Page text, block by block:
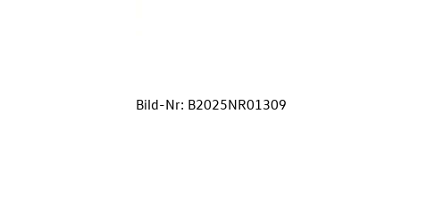
Bild-Nr: B2025NR01309